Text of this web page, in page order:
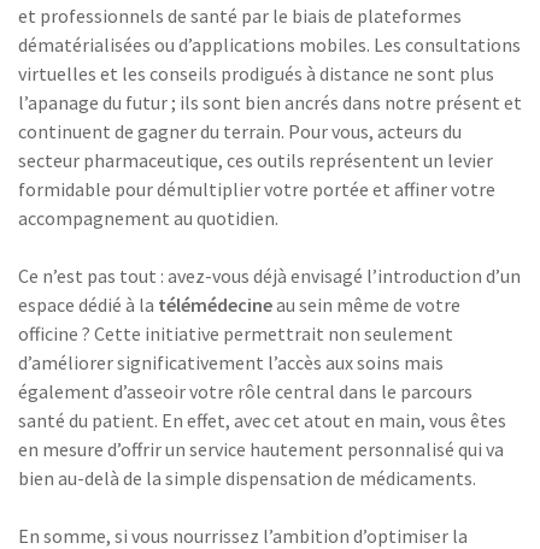
et professionnels de santé par le biais de plateformes
dématérialisées ou d’applications mobiles. Les consultations
virtuelles et les conseils prodigués à distance ne sont plus
l’apanage du futur ; ils sont bien ancrés dans notre présent et
continuent de gagner du terrain. Pour vous, acteurs du
secteur pharmaceutique, ces outils représentent un levier
formidable pour démultiplier votre portée et affiner votre
accompagnement au quotidien.
Ce n’est pas tout : avez-vous déjà envisagé l’introduction d’un
espace dédié à la télémédecineau sein même de votre
officine ? Cette initiative permettrait non seulement
d’améliorer significativement l’accès aux soins mais
également d’asseoir votre rôle central dans le parcours
santé du patient. En effet, avec cet atout en main, vous êtes
en mesure d’offrir un service hautement personnalisé qui va
bien au-delà de la simple dispensation de médicaments.
En somme, si vous nourrissez l’ambition d’optimiser la